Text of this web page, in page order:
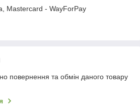
Mastercard - WayForPay
повернення та обмін даного товару